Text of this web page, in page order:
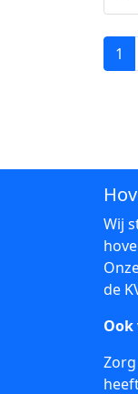
1
Wij
de
Ook